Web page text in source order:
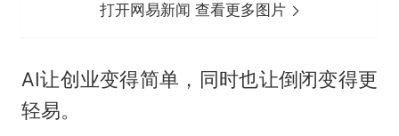
打开网易新闻 查看更多图片
AI让创业变得简单，同时也让倒闭变得更
轻易。